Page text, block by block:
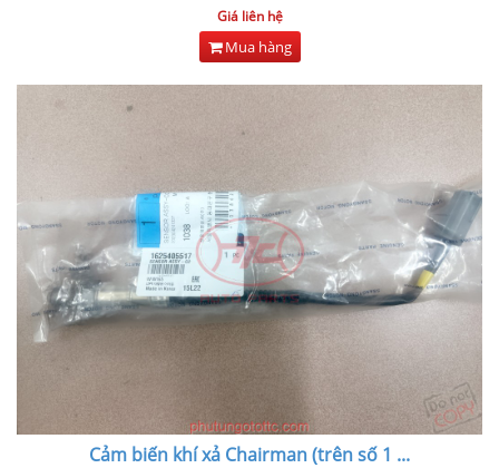
Giá liên hệ
Mua hàng
Cảm biến khí xả Chairman (trên số 1 ...